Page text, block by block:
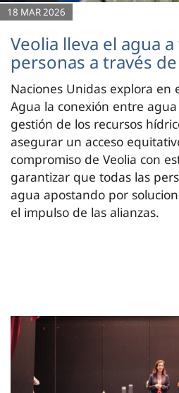
18 MAR 2026
Veolia lleva el agua
personas a través
Naciones Unidas explora en
Agua la conexión entre
gestión de los recursos
asegurar un acceso
compromiso de Veolia con
garantizar que todas las
agua apostando por
el impulso de las alianzas.